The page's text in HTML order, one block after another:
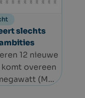
slechts
12 nieuwe
overeen
(MW).